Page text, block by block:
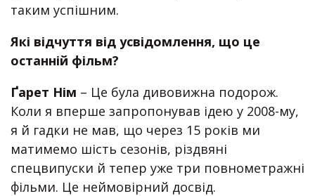
таким успішним.
Які відчуття від усвідомлення, що це
останній фільм?
Ґарет Нім – Це була дивовижна подорож.
Коли я вперше запропонував ідею у 2008-му,
я й гадки не мав, що через 15 років ми
матимемо шість сезонів, різдвяні
спецвипуски й тепер уже три повнометражні
фільми. Це неймовірний досвід.